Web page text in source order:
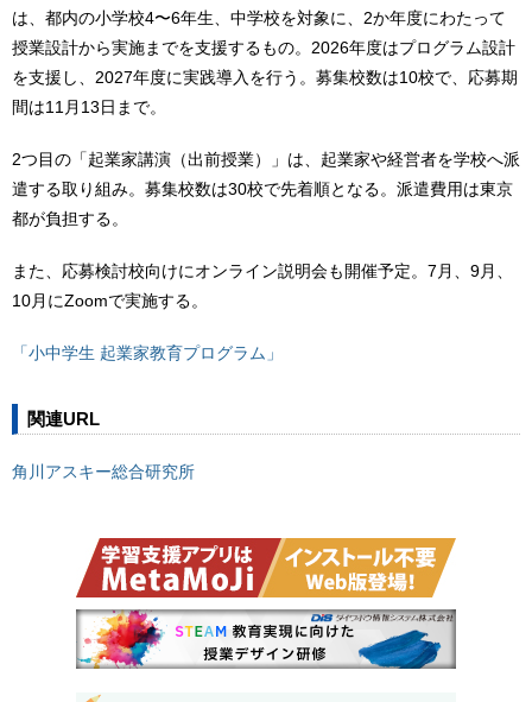
は、都内の小学校4〜6年生、中学校を対象に、2か年度にわたって
授業設計から実施までを支援するもの。2026年度はプログラム設計
を支援し、2027年度に実践導入を行う。募集校数は10校で、応募期
間は11月13日まで。
2つ目の「起業家講演（出前授業）」は、起業家や経営者を学校へ派
遣する取り組み。募集校数は30校で先着順となる。派遣費用は東京
都が負担する。
また、応募検討校向けにオンライン説明会も開催予定。7月、9月、
10月にZoomで実施する。
「小中学生 起業家教育プログラム」
関連URL
角川アスキー総合研究所